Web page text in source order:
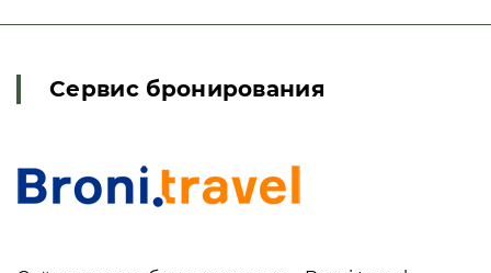
Сервис бронирования